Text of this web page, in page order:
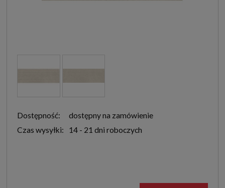
Dostępność:
dostępny na zamówienie
Czas wysyłki:
14 - 21 dni roboczych